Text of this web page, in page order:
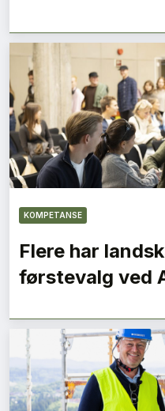
KOMPETANSE
Flere har
førstevalg ved